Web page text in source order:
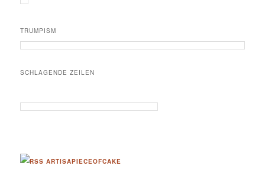
TRUMPISM
SCHLAGENDE ZEILEN
ARTISAPIECEOFCAKE